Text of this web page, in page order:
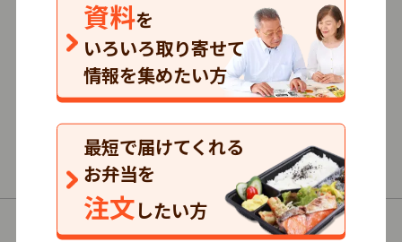
資料を
いろいろ取り寄せて
情報を集めたい方
最短で届けてくれる
お弁当を
注文したい方
3.5
口コミ132
591円～/1食
まとめて注文
普通食・制限食
以下の商品（コース）があります。